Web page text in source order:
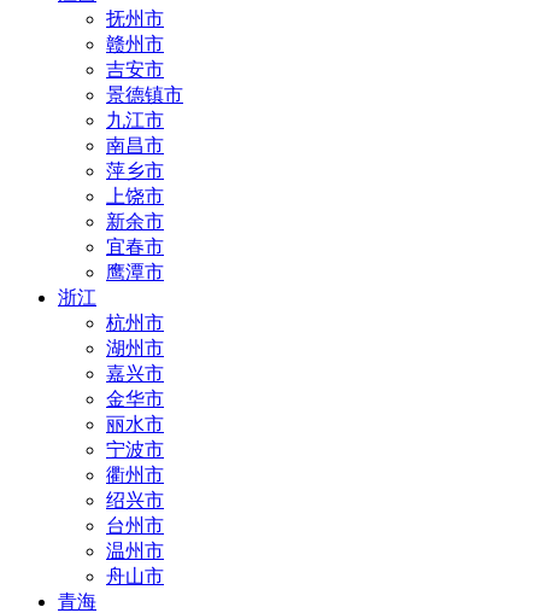
抚州市
赣州市
吉安市
景德镇市
九江市
南昌市
萍乡市
上饶市
新余市
宜春市
鹰潭市
浙江
杭州市
湖州市
嘉兴市
金华市
丽水市
宁波市
衢州市
绍兴市
台州市
温州市
舟山市
青海